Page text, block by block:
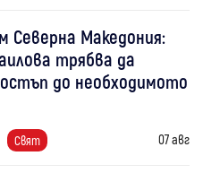
Северна Македония:
трябва да
до необходимото
Свят 07 авг